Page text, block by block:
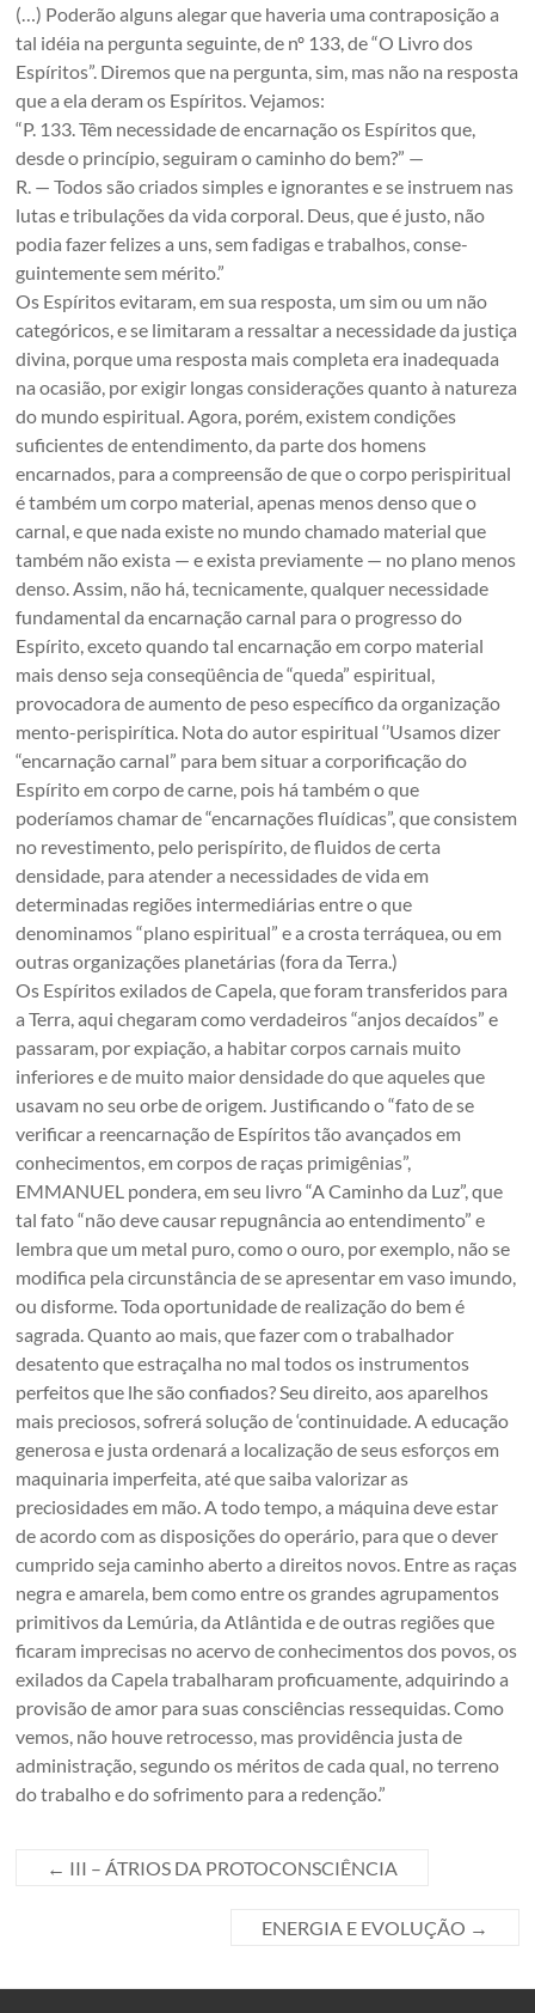
(…) Poderão alguns alegar que haveria uma contraposição a
tal idéia na pergunta seguinte, de nº 133, de “O Livro dos
Espíritos”. Diremos que na pergunta, sim, mas não na resposta
que a ela deram os Espíritos. Vejamos:
“P. 133. Têm necessidade de encarnação os Espíritos que,
desde o princípio, seguiram o caminho do bem?” —
R. — Todos são criados simples e ignorantes e se instruem nas
lutas e tribulações da vida corporal. Deus, que é justo, não
podia fazer felizes a uns, sem fadigas e trabalhos, conse-
guintemente sem mérito.”
Os Espíritos evitaram, em sua resposta, um sim ou um não
categóricos, e se limitaram a ressaltar a necessidade da justiça
divina, porque uma resposta mais completa era inadequada
na ocasião, por exigir longas considerações quanto à natureza
do mundo espiritual. Agora, porém, existem condições
suficientes de entendimento, da parte dos homens
encarnados, para a compreensão de que o corpo perispiritual
é também um corpo material, apenas menos denso que o
carnal, e que nada existe no mundo chamado material que
também não exista — e exista previamente — no plano menos
denso. Assim, não há, tecnicamente, qualquer necessidade
fundamental da encarnação carnal para o progresso do
Espírito, exceto quando tal encarnação em corpo material
mais denso seja conseqüência de “queda” espiritual,
provocadora de aumento de peso específico da organização
mento-perispirítica. Nota do autor espiritual ‘’Usamos dizer
“encarnação carnal” para bem situar a corporificação do
Espírito em corpo de carne, pois há também o que
poderíamos chamar de “encarnações fluídicas”, que consistem
no revestimento, pelo perispírito, de fluidos de certa
densidade, para atender a necessidades de vida em
determinadas regiões intermediárias entre o que
denominamos “plano espiritual” e a crosta terráquea, ou em
outras organizações planetárias (fora da Terra.)
Os Espíritos exilados de Capela, que foram transferidos para
a Terra, aqui chegaram como verdadeiros “anjos decaídos” e
passaram, por expiação, a habitar corpos carnais muito
inferiores e de muito maior densidade do que aqueles que
usavam no seu orbe de origem. Justificando o “fato de se
verificar a reencarnação de Espíritos tão avançados em
conhecimentos, em corpos de raças primigênias”,
EMMANUEL pondera, em seu livro “A Caminho da Luz”, que
tal fato “não deve causar repugnância ao entendimento” e
lembra que um metal puro, como o ouro, por exemplo, não se
modifica pela circunstância de se apresentar em vaso imundo,
ou disforme. Toda oportunidade de realização do bem é
sagrada. Quanto ao mais, que fazer com o trabalhador
desatento que estraçalha no mal todos os instrumentos
perfeitos que lhe são confiados? Seu direito, aos aparelhos
mais preciosos, sofrerá solução de ‘continuidade. A educação
generosa e justa ordenará a localização de seus esforços em
maquinaria imperfeita, até que saiba valorizar as
preciosidades em mão. A todo tempo, a máquina deve estar
de acordo com as disposições do operário, para que o dever
cumprido seja caminho aberto a direitos novos. Entre as raças
negra e amarela, bem como entre os grandes agrupamentos
primitivos da Lemúria, da Atlântida e de outras regiões que
ficaram imprecisas no acervo de conhecimentos dos povos, os
exilados da Capela trabalharam proficuamente, adquirindo a
provisão de amor para suas consciências ressequidas. Como
vemos, não houve retrocesso, mas providência justa de
administração, segundo os méritos de cada qual, no terreno
do trabalho e do sofrimento para a redenção.”
← III – ÁTRIOS DA PROTOCONSCIÊNCIA
ENERGIA E EVOLUÇÃO →